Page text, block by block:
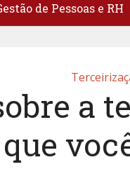
de Pessoas e RH
a